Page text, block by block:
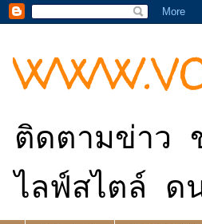
ติดตามข่าว
ไลฟ์สไตล์ ด